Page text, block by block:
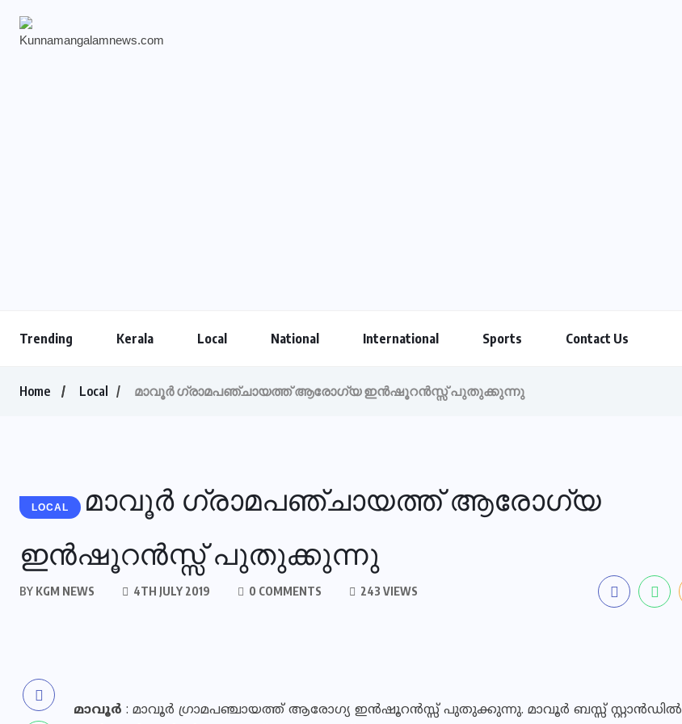
Trending Kerala Local National International Sports Contact Us
Home Local മാവൂര്‍ ഗ്രാമപഞ്ചായത്ത് ആരോഗ്യ ഇന്‍ഷൂറന്‍സ്സ് പുതുക്കുന്നു
LOCAL
മാവൂര്‍ ഗ്രാമപഞ്ചായത്ത് ആരോഗ്യ
ഇന്‍ഷൂറന്‍സ്സ് പുതുക്കുന്നു
BY KGM NEWS 4TH JULY 2019 0 COMMENTS 243 VIEWS
മാവൂര്‍ : മാവൂര്‍ ഗ്രാമപഞ്ചായത്ത് ആരോഗ്യ ഇന്‍ഷൂറന്‍സ്സ് പുതുക്കുന്നു. മാവൂര്‍ ബസ്സ് സ്റ്റാന്‍ഡില്‍